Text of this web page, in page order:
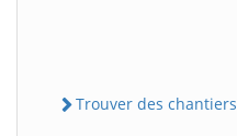
Trouver des chantiers